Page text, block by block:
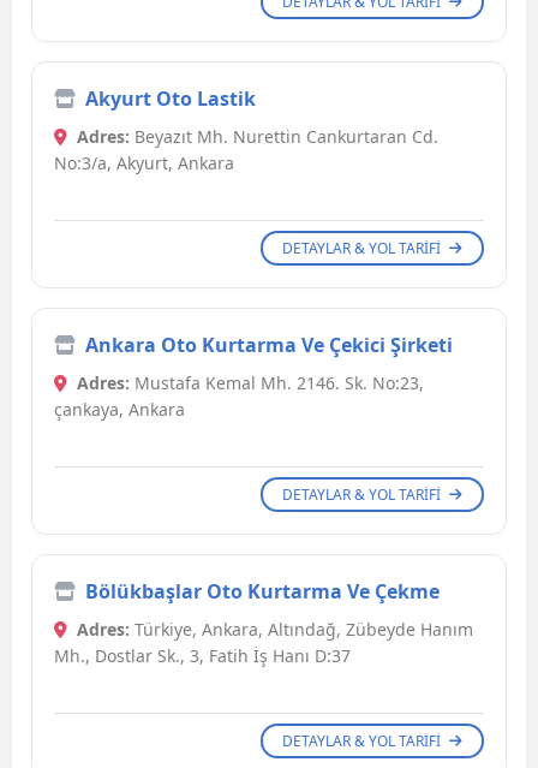
Akyurt Oto Lastik
Adres: Beyazıt Mh. Nurettin Cankurtaran Cd.
No:3/a, Akyurt, Ankara
DETAYLAR & YOL TARIFI
Ankara Oto Kurtarma Ve Çekici Şirketi
Adres: Mustafa Kemal Mh. 2146. Sk. No:23,
çankaya, Ankara
DETAYLAR & YOL TARIFI
Bölükbaşlar Oto Kurtarma Ve Çekme
Adres: Türkiye, Ankara, Altındağ, Zübeyde Hanım
Mh., Dostlar Sk., 3, Fatih İş Hanı D:37
DETAYLAR & YOL TARIFI